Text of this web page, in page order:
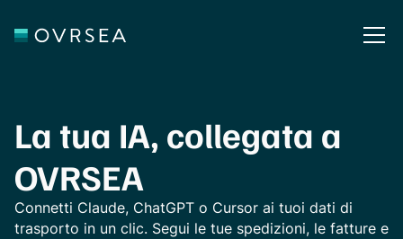
La tua IA, collegata a
OVRSEA
Connetti Claude, ChatGPT o Cursor ai tuoi dati di
trasporto in un clic. Segui le tue spedizioni, le fatture e